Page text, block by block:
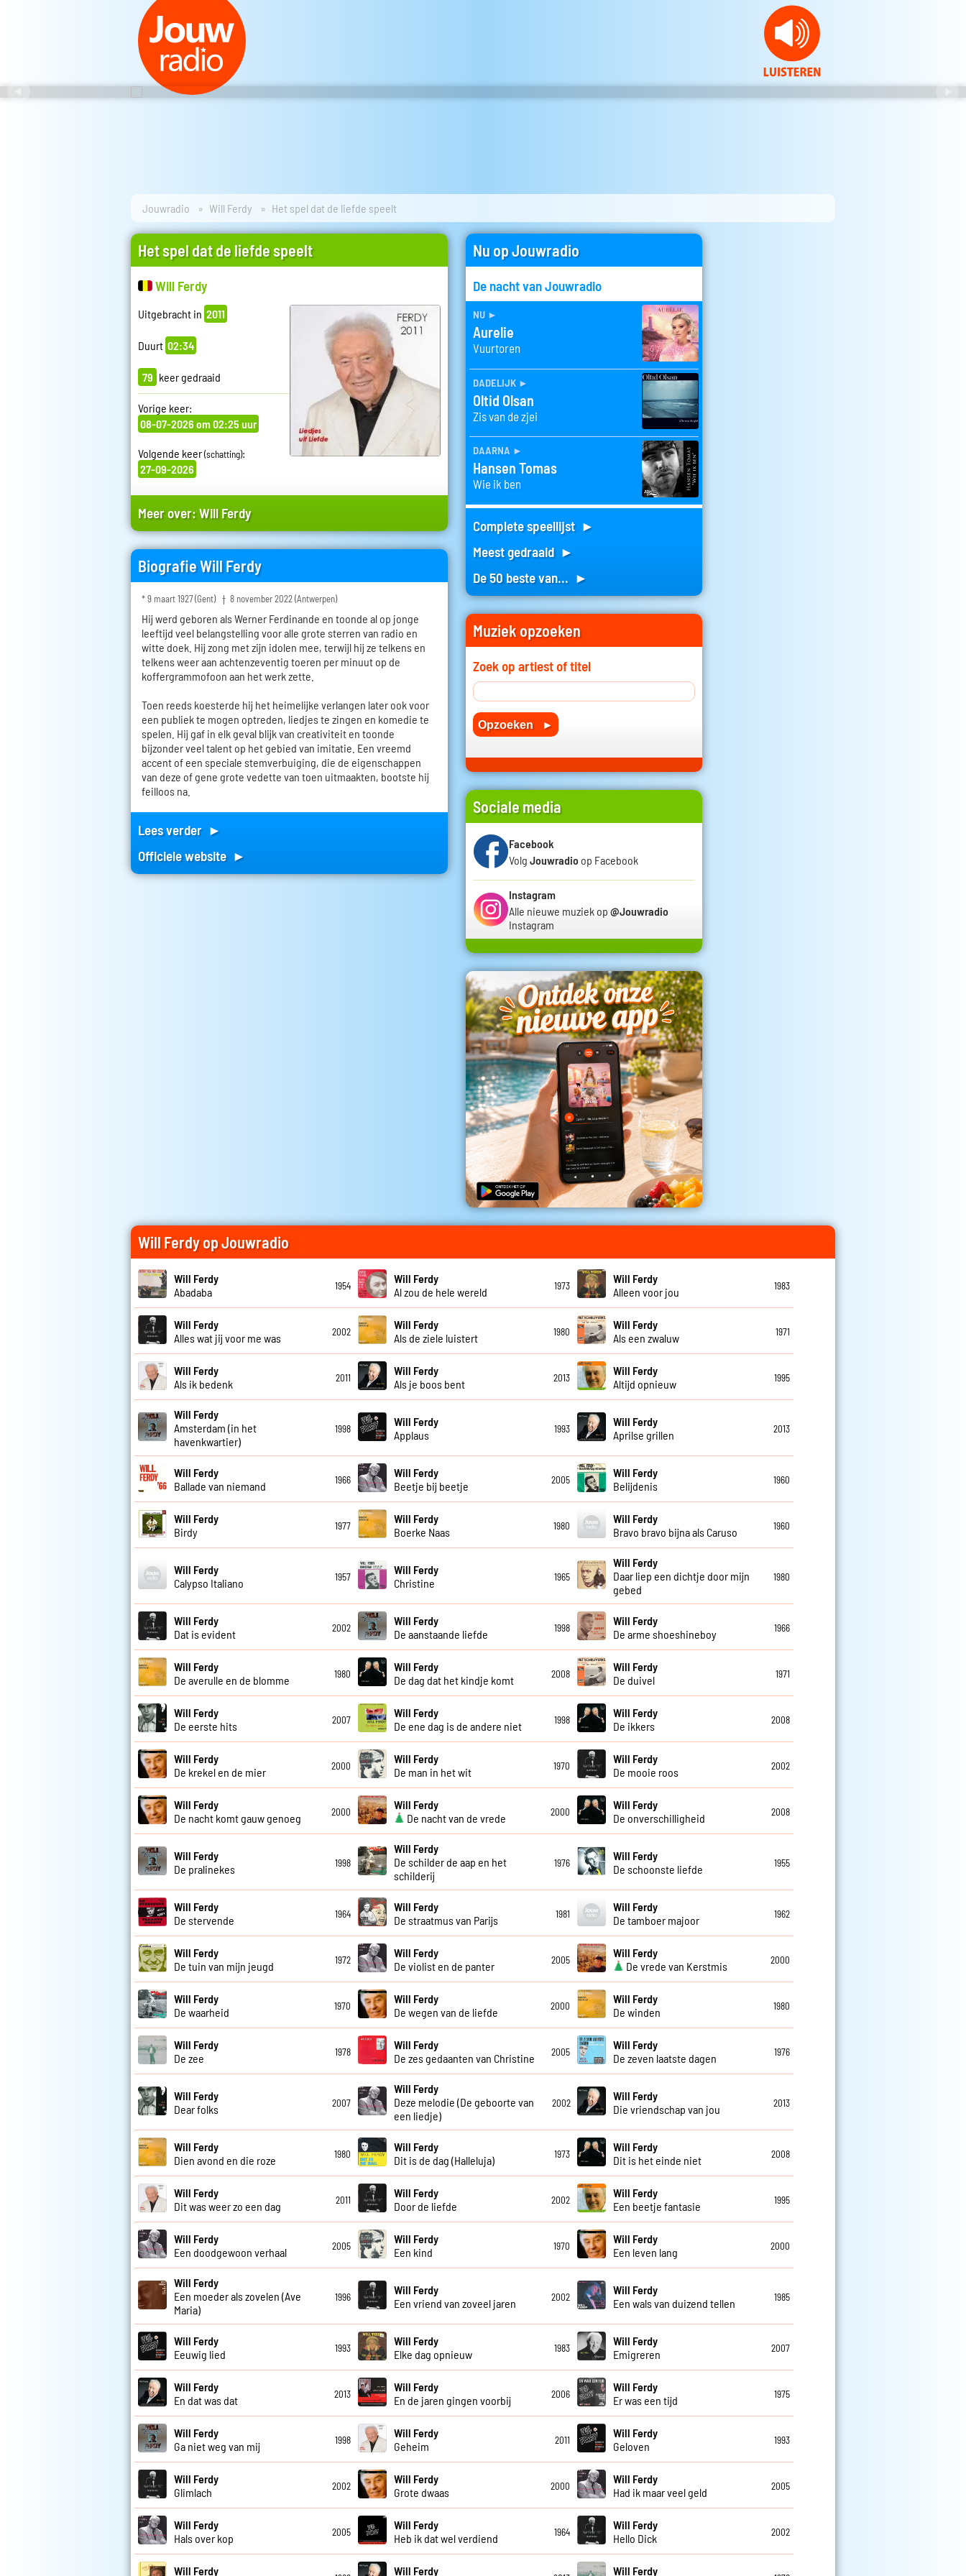
Jouwradio Will Ferdy Het spel dat de liefde speelt
Het spel dat de liefde speelt
Will Ferdy
Uitgebracht in 2011
Duurt 02:34
79 keer gedraaid
Vorige keer:
08-07-2026 om 02:25 uur
Volgende keer(schatting):
27-09-2026
Meer over:Will Ferdy
Biografie Will Ferdy
* 9 maart 1927 (Gent) † 8 november 2022 (Antwerpen)
Hij werd geboren als Werner Ferdinande en toonde al op jonge
leeftijd veel belangstelling voor alle grote sterren van radio en
witte doek. Hij zong met zijn idolen mee, terwijl hij ze telkens en
telkens weer aan achtenzeventig toeren per minuut op de
koffergrammofoon aan het werk zette.
Toen reeds koesterde hij het heimelijke verlangen later ook voor
een publiek te mogen optreden, liedjes te zingen en komedie te
spelen. Hij gaf in elk geval blijk van creativiteit en toonde
bijzonder veel talent op het gebied van imitatie. Een vreemd
accent of een speciale stemverbuiging, die de eigenschappen
van deze of gene grote vedette van toen uitmaakten, bootste hij
feilloos na.
Lees verder ►
Officiele website ►
Nu op Jouwradio
De nacht van Jouwradio
nu ►
Aurelie
Vuurtoren
dadelijk ►
Oltid Olsan
Zis van de zjei
daarna ►
Hansen Tomas
Wie ik ben
Complete speellijst ►
Meest gedraaid ►
De 50 beste van... ►
Muziek opzoeken
Zoek op artiest of titel
Sociale media
Facebook
Volg Jouwradio op Facebook
Instagram
Alle nieuwe muziek op @Jouwradio
Instagram
Will Ferdy op Jouwradio
Will Ferdy
Abadaba
1954
Will Ferdy
Al zou de hele wereld
1973
Will Ferdy
Alleen voor jou
1983
Will Ferdy
Alles wat jij voor me was
2002
Will Ferdy
Als de ziele luistert
1980
Will Ferdy
Als een zwaluw
1971
Will Ferdy
Als ik bedenk
2011
Will Ferdy
Als je boos bent
2013
Will Ferdy
Altijd opnieuw
1995
Will Ferdy
Amsterdam (in het
havenkwartier)
1998
Will Ferdy
Applaus
1993
Will Ferdy
Aprilse grillen
2013
Will Ferdy
Ballade van niemand
1966
Will Ferdy
Beetje bij beetje
2005
Will Ferdy
Belijdenis
1960
Will Ferdy
Birdy
1977
Will Ferdy
Boerke Naas
1980
Will Ferdy
Bravo bravo bijna als Caruso
1960
Will Ferdy
Calypso Italiano
1957
Will Ferdy
Christine
1965
Will Ferdy
Daar liep een dichtje door mijn
gebed
1980
Will Ferdy
Dat is evident
2002
Will Ferdy
De aanstaande liefde
1998
Will Ferdy
De arme shoeshineboy
1966
Will Ferdy
De averulle en de blomme
1980
Will Ferdy
De dag dat het kindje komt
2008
Will Ferdy
De duivel
1971
Will Ferdy
De eerste hits
2007
Will Ferdy
De ene dag is de andere niet
1998
Will Ferdy
De ikkers
2008
Will Ferdy
De krekel en de mier
2000
Will Ferdy
De man in het wit
1970
Will Ferdy
De mooie roos
2002
Will Ferdy
De nacht komt gauw genoeg
2000
Will Ferdy
De nacht van de vrede
2000
Will Ferdy
De onverschilligheid
2008
Will Ferdy
De pralinekes
1998
Will Ferdy
De schilder de aap en het
schilderij
1976
Will Ferdy
De schoonste liefde
1955
Will Ferdy
De stervende
1964
Will Ferdy
De straatmus van Parijs
1981
Will Ferdy
De tamboer majoor
1962
Will Ferdy
De tuin van mijn jeugd
1972
Will Ferdy
De violist en de panter
2005
Will Ferdy
De vrede van Kerstmis
2000
Will Ferdy
De waarheid
1970
Will Ferdy
De wegen van de liefde
2000
Will Ferdy
De winden
1980
Will Ferdy
De zee
1978
Will Ferdy
De zes gedaanten van Christine
2005
Will Ferdy
De zeven laatste dagen
1976
Will Ferdy
Dear folks
2007
Will Ferdy
Deze melodie (De geboorte van
een liedje)
2002
Will Ferdy
Die vriendschap van jou
2013
Will Ferdy
Dien avond en die roze
1980
Will Ferdy
Dit is de dag (Halleluja)
1973
Will Ferdy
Dit is het einde niet
2008
Will Ferdy
Dit was weer zo een dag
2011
Will Ferdy
Door de liefde
2002
Will Ferdy
Een beetje fantasie
1995
Will Ferdy
Een doodgewoon verhaal
2005
Will Ferdy
Een kind
1970
Will Ferdy
Een leven lang
2000
Will Ferdy
Een moeder als zovelen (Ave
Maria)
1996
Will Ferdy
Een vriend van zoveel jaren
2002
Will Ferdy
Een wals van duizend tellen
1985
Will Ferdy
Eeuwig lied
1993
Will Ferdy
Elke dag opnieuw
1983
Will Ferdy
Emigreren
2007
Will Ferdy
En dat was dat
2013
Will Ferdy
En de jaren gingen voorbij
2006
Will Ferdy
Er was een tijd
1975
Will Ferdy
Ga niet weg van mij
1998
Will Ferdy
Geheim
2011
Will Ferdy
Geloven
1993
Will Ferdy
Glimlach
2002
Will Ferdy
Grote dwaas
2000
Will Ferdy
Had ik maar veel geld
2005
Will Ferdy
Hals over kop
2005
Will Ferdy
Heb ik dat wel verdiend
1964
Will Ferdy
Hello Dick
2002
Will Ferdy Will Ferdy Will Ferdy